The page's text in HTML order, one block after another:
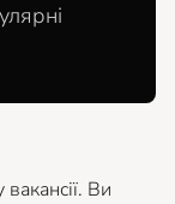
Ви